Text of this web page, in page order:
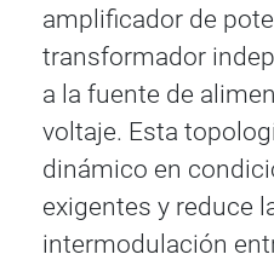
amplificador de
transformador
a la fuente de
voltaje. Esta
dinámico en
exigentes y reduce
intermodulación